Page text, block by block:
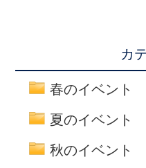
カ
春のイベント
夏のイベント
秋のイベント